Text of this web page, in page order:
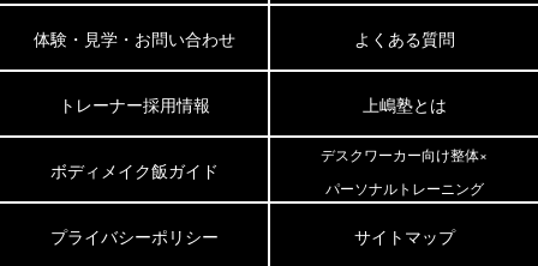
体験・見学・お問い合わせ よくある質問
トレーナー採用情報 上嶋塾とは
ボディメイク飯ガイド
デスクワーカー向け整体×
パーソナルトレーニング
プライバシーポリシー サイトマップ